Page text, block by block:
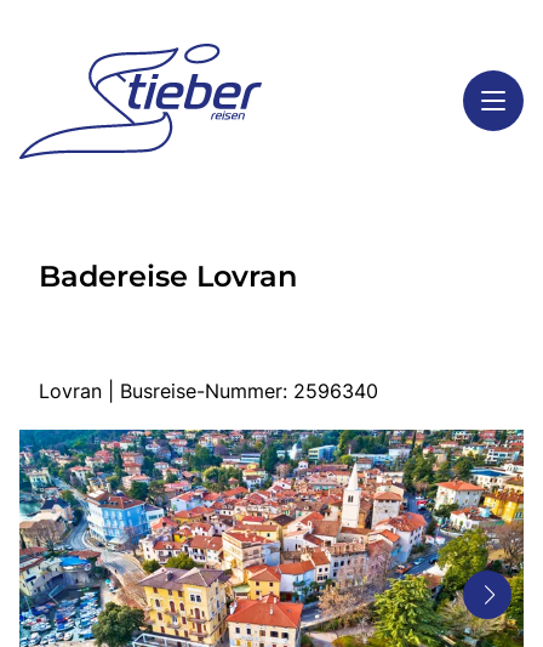
Highlights
Start
Busreisen
Bus mieten
Gutscheine
Kontakt
Badereise Lovran
Lovran | Busreise-Nummer: 2596340